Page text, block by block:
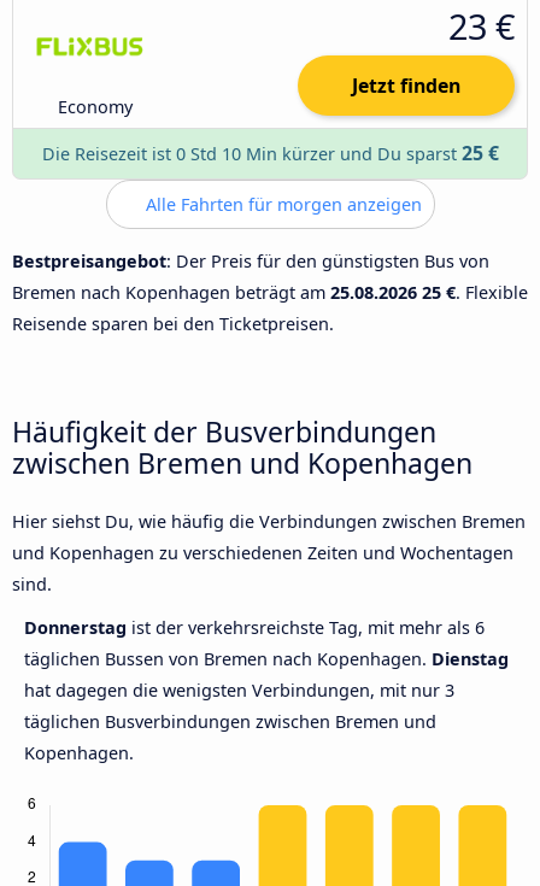
Economy
23 €
Jetzt finden
Die Reisezeit ist 0 Std 10 Min kürzer und Du sparst 25 €
Alle Fahrten für morgen anzeigen
Bestpreisangebot: Der Preis für den günstigsten Bus von
Bremen nach Kopenhagen beträgt am 25.08.2026 25 €. Flexible
Reisende sparen bei den Ticketpreisen.
Häufigkeit der Busverbindungen
zwischen Bremen und Kopenhagen
Hier siehst Du, wie häufig die Verbindungen zwischen Bremen
und Kopenhagen zu verschiedenen Zeiten und Wochentagen
sind.
Donnerstag ist der verkehrsreichste Tag, mit mehr als 6
täglichen Bussen von Bremen nach Kopenhagen. Dienstag
hat dagegen die wenigsten Verbindungen, mit nur 3
täglichen Busverbindungen zwischen Bremen und
Kopenhagen.